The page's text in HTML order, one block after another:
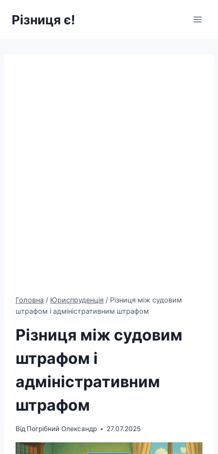
Різниця є!
Головна / Юриспруденція / Різниця між судовим
штрафом і адміністративним штрафом
Різниця між судовим
штрафом і
адміністративним
штрафом
Від Погрібний Олександр 27.07.2025